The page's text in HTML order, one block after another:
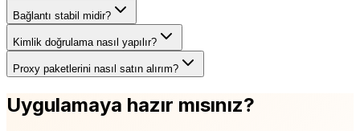
Bağlantı stabil midir?
Kimlik doğrulama nasıl yapılır?
Proxy paketlerini nasıl satın alırım?
Uygulamaya hazır mısınız?